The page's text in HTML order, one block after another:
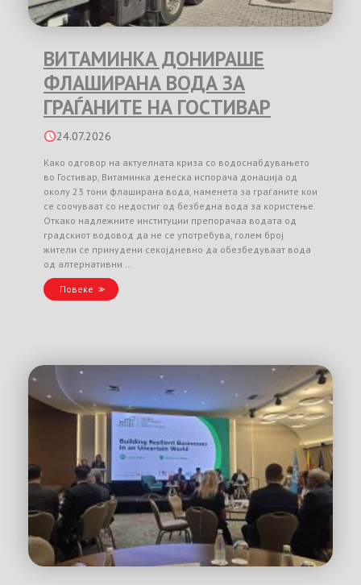
ВИТАМИНКА ДОНИРАШЕ
ФЛАШИРАНА ВОДА ЗА
ГРАЃАНИТЕ НА ГОСТИВАР
24.07.2026
Како одговор на актуелната криза со водоснабдувањето
во Гостивар, Витаминка денеска испорача донација од
околу 23 тони флаширана вода, наменета за граѓаните кои
се соочуваат со недостиг од безбедна вода за користење.
Откако надлежните институции препорачаа водата од
градскиот водовод да не се употребува, голем број
жители се принудени секојдневно да обезбедуваат вода
од алтернативни …
Повеќе